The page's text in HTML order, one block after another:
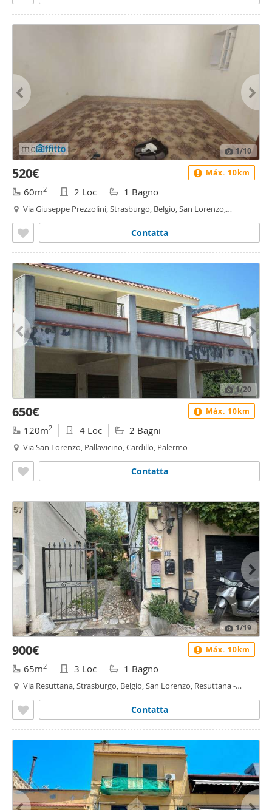
1/10
520€
60m2 2 Loc 1 Bagno
Via Giuseppe Prezzolini, Strasburgo, Belgio, San Lorenzo,
Contatta
Máx. 10km
1/20
650€
120m2 4 Loc 2 Bagni
Via San Lorenzo, Pallavicino, Cardillo, Palermo
Contatta
Máx. 10km
1/19
900€
65m2 3 Loc 1 Bagno
Via Resuttana, Strasburgo, Belgio, San Lorenzo, Resuttana -
Contatta
Máx. 10km